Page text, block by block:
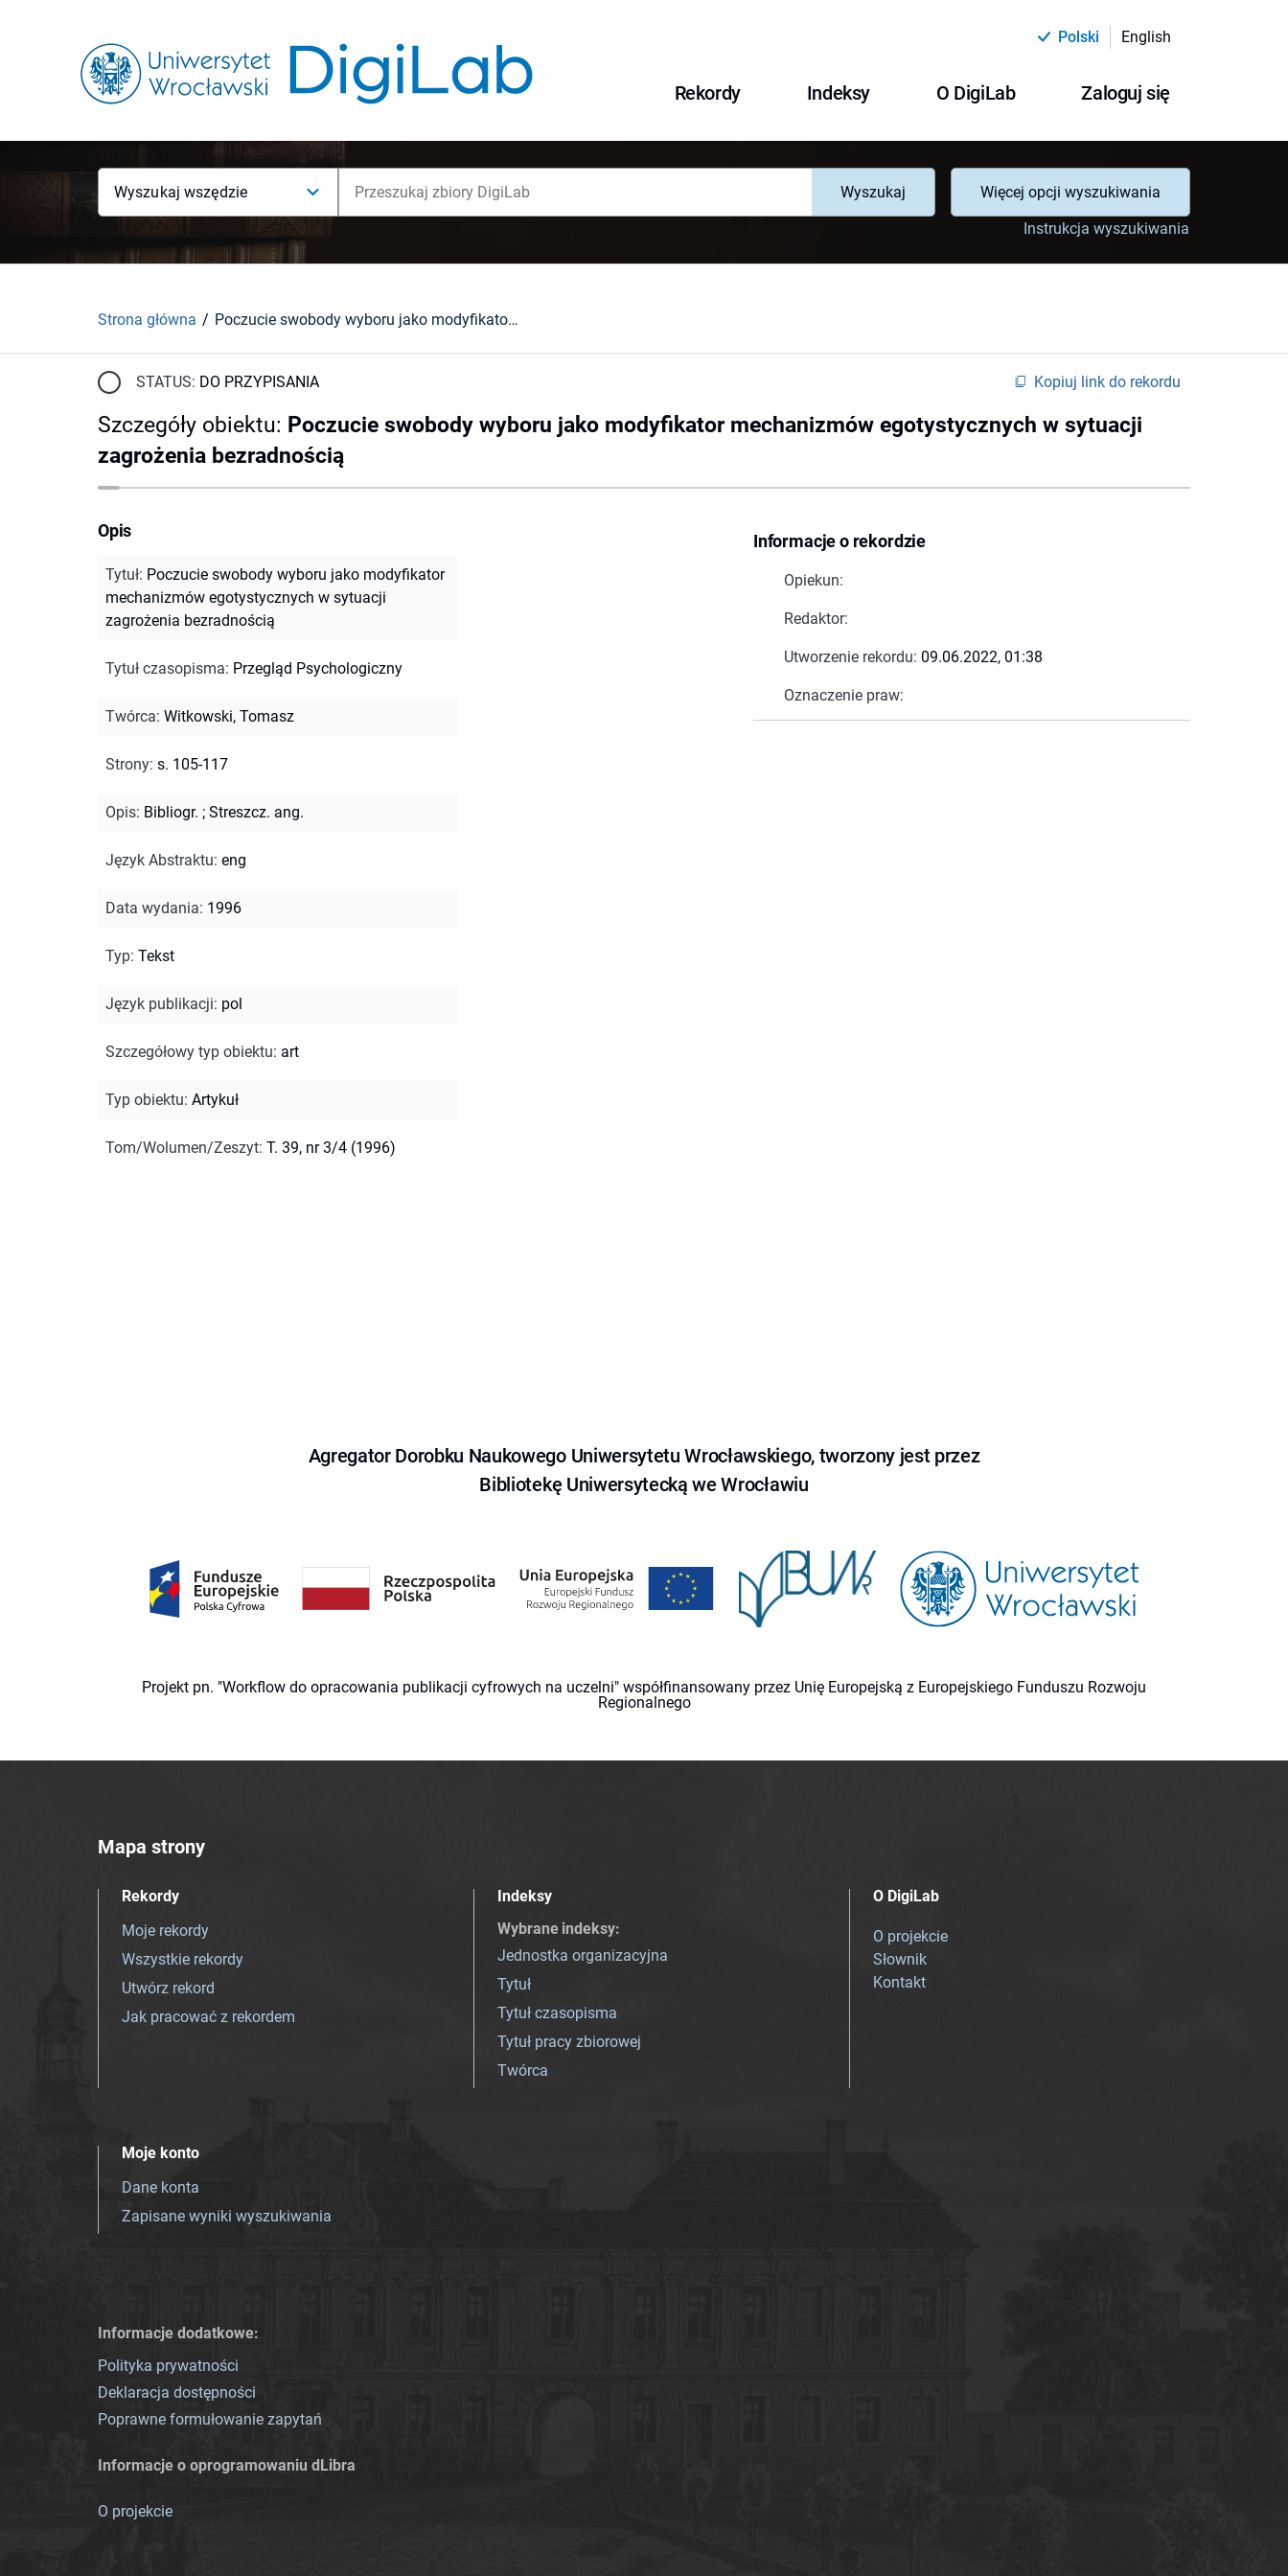
Polski English
Rekordy Indeksy O DigiLab Zaloguj się
Wyszukaj wszędzie Wyszukaj
Więcej opcji wyszukiwania
Instrukcja wyszukiwania
Strona główna Poczucie swobody wyboru jako modyfikator mechanizmów egotystycznych w sytuacji zagrożenia bezradnością
STATUS: DO PRZYPISANIA Kopiuj link do rekordu
Szczegóły obiektu: Poczucie swobody wyboru jako modyfikator mechanizmów egotystycznych w sytuacji
zagrożenia bezradnością
Informacje o rekordzie
Opiekun:
Redaktor:
Utworzenie rekordu: 09.06.2022, 01:38
Oznaczenie praw:
Opis
Tytuł: Poczucie swobody wyboru jako modyfikator
mechanizmów egotystycznych w sytuacji
zagrożenia bezradnością
Tytuł czasopisma: Przegląd Psychologiczny
Twórca: Witkowski, Tomasz
Strony: s. 105-117
Opis: Bibliogr. ; Streszcz. ang.
Język Abstraktu: eng
Data wydania: 1996
Typ: Tekst
Język publikacji: pol
Szczegółowy typ obiektu: art
Typ obiektu: Artykuł
Tom/Wolumen/Zeszyt: T. 39, nr 3/4 (1996)
Agregator Dorobku Naukowego Uniwersytetu Wrocławskiego, tworzony jest przez
Bibliotekę Uniwersytecką we Wrocławiu
Projekt pn. "Workflow do opracowania publikacji cyfrowych na uczelni" współfinansowany przez Unię Europejską z Europejskiego Funduszu Rozwoju
Regionalnego
Mapa strony
Rekordy
Moje rekordy
Wszystkie rekordy
Utwórz rekord
Jak pracować z rekordem
Indeksy
Wybrane indeksy:
Jednostka organizacyjna
Tytuł
Tytuł czasopisma
Tytuł pracy zbiorowej
Twórca
O DigiLab
O projekcie
Słownik
Kontakt
Moje konto
Dane konta
Zapisane wyniki wyszukiwania
Informacje dodatkowe:
Polityka prywatności
Deklaracja dostępności
Poprawne formułowanie zapytań
Informacje o oprogramowaniu dLibra
O projekcie